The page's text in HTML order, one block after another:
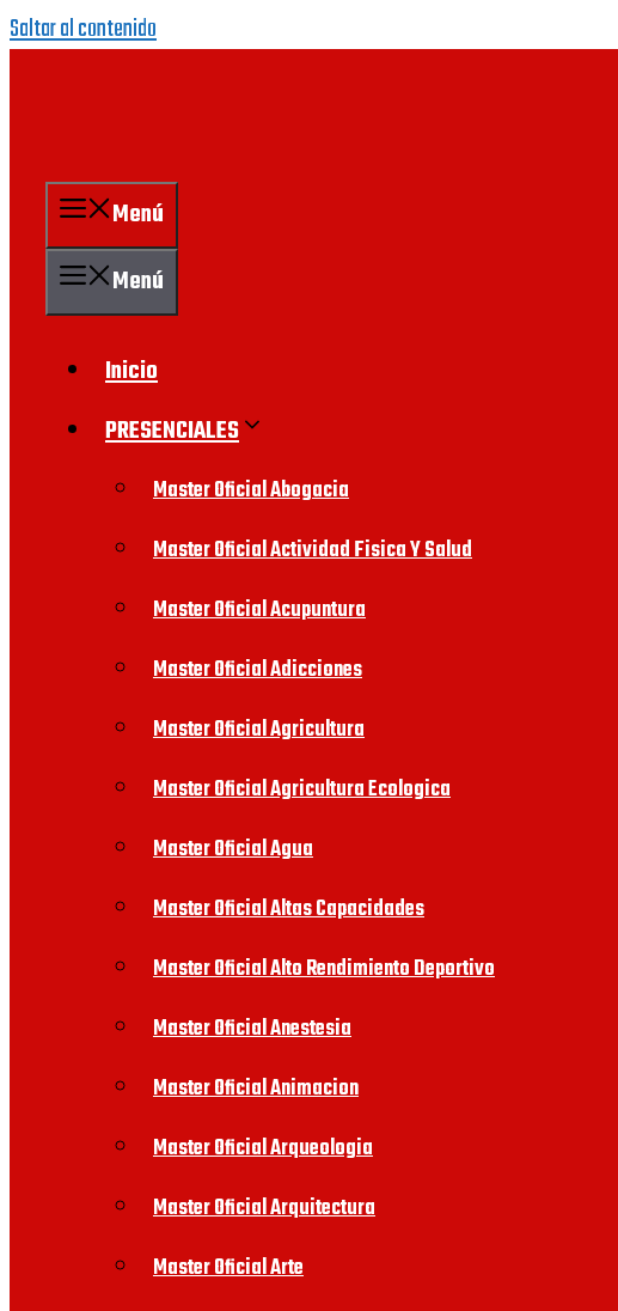
Saltar al contenido
Menú
Menú
Inicio
PRESENCIALES
Master Oficial Abogacia
Master Oficial Actividad Fisica Y Salud
Master Oficial Acupuntura
Master Oficial Adicciones
Master Oficial Agricultura
Master Oficial Agricultura Ecologica
Master Oficial Agua
Master Oficial Altas Capacidades
Master Oficial Alto Rendimiento Deportivo
Master Oficial Anestesia
Master Oficial Animacion
Master Oficial Arqueologia
Master Oficial Arquitectura
Master Oficial Arte